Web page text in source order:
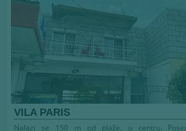
VILA PARIS
Nalazi se 150 m od plaže, u centru.